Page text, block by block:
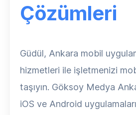
Çözümleri
Güdül, Ankara mobil
hizmetleri ile işletmenizi
taşıyın. Göksoy Medya
iOS ve Android